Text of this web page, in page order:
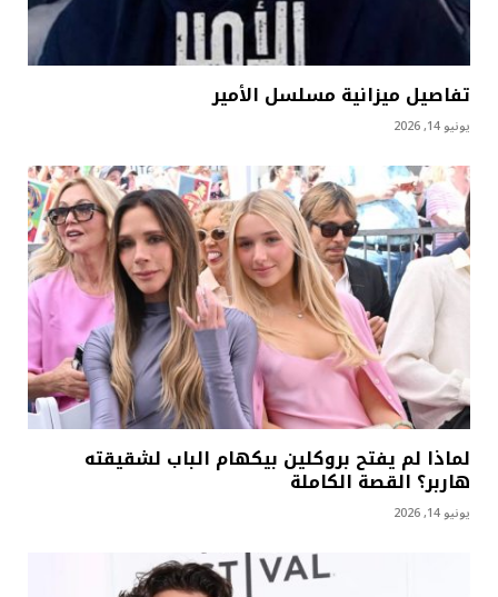
تفاصيل ميزانية مسلسل الأمير
يونيو 14, 2026
لماذا لم يفتح بروكلين بيكهام الباب لشقيقته
هاربر؟ القصة الكاملة
يونيو 14, 2026